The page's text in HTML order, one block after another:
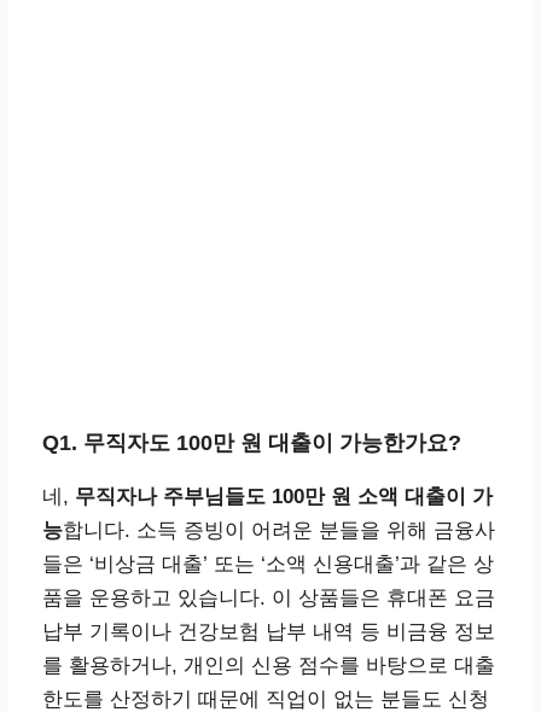
Q1. 무직자도 100만 원 대출이 가능한가요?
네, 무직자나 주부님들도 100만 원 소액 대출이 가
능합니다. 소득 증빙이 어려운 분들을 위해 금융사
들은 ‘비상금 대출’ 또는 ‘소액 신용대출’과 같은 상
품을 운용하고 있습니다. 이 상품들은 휴대폰 요금
납부 기록이나 건강보험 납부 내역 등 비금융 정보
를 활용하거나, 개인의 신용 점수를 바탕으로 대출
한도를 산정하기 때문에 직업이 없는 분들도 신청